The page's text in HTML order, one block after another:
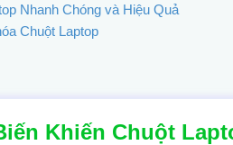
Nhanh Chóng và Hiệu Quả
Chuột Laptop
Khiến Chuột